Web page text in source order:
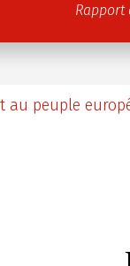
Rapport
au peuple